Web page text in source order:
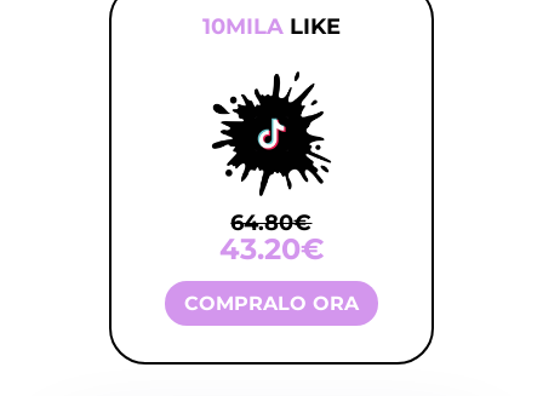
10MILALIKE
64.80€
43.20€
COMPRALO ORA